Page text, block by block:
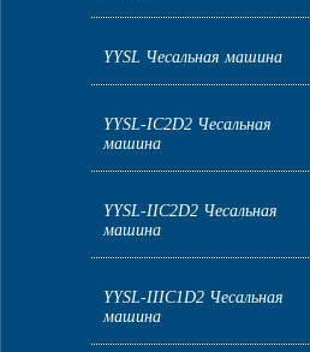
YYSL Чесальная машина
YYSL-IC2D2 Чесальная
машина
YYSL-IIC2D2 Чесальная
машина
YYSL-IIIC1D2 Чесальная
машина